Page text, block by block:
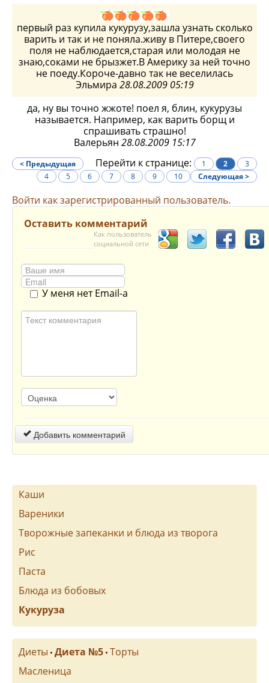
первый раз купила кукурузу,зашла узнать сколько
варить и так и не поняла.живу в Питере,своего
поля не наблюдается,старая или молодая не
знаю,соками не брызжет.В Америку за ней точно
не поеду.Короче-давно так не веселилась
Эльмира 28.08.2009 05:19
да, ну вы точно жжоте! поел я, блин, кукурузы
называется. Например, как варить борщ и
спрашивать страшно!
Валерьян 28.08.2009 15:17
Перейти к странице:
< Предыдущая 1 2
3
4
5 6 7 8 9 10 Следующая >
Войти как зарегистрированный пользователь.
Оставить комментарий
Как пользователь
социальной сети
У меня нет Email-а
Добавить комментарий
Каши
Вареники
Творожные запеканки и блюда из творога
Рис
Паста
Блюда из бобовых
Кукуруза
Диеты • Диета №5 • Торты
Масленица